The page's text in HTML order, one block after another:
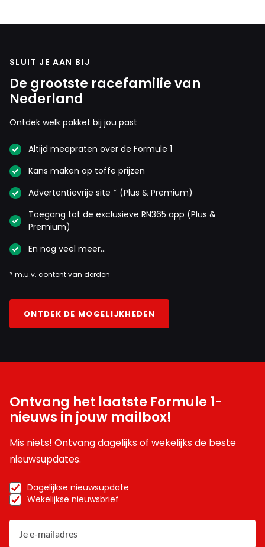
SLUIT JE AAN BIJ
De grootste racefamilie van
Nederland
Ontdek welk pakket bij jou past
Altijd meepraten over de Formule 1
Kans maken op toffe prijzen
Advertentievrije site * (Plus & Premium)
Toegang tot de exclusieve RN365 app (Plus &
Premium)
En nog veel meer…
* m.u.v. content van derden
ONTDEK DE MOGELIJKHEDEN
Ontvang het laatste Formule 1-
nieuws in jouw mailbox!
Mis niets! Ontvang dagelijks of wekelijks de beste
nieuwsupdates.
Dagelijkse nieuwsupdate
Wekelijkse nieuwsbrief